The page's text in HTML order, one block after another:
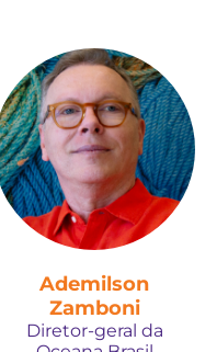
Ademilson
Zamboni
Diretor-geral da